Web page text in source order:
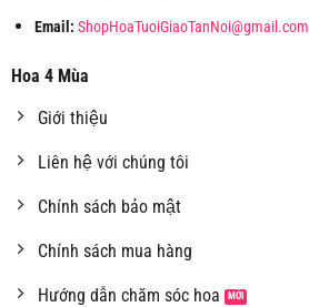
Email: ShopHoaTuoiGiaoTanNoi@gmail.com
Hoa 4 Mùa
Giới thiệu
Liên hệ với chúng tôi
Chính sách bảo mật
Chính sách mua hàng
Hướng dẫn chăm sóc hoa